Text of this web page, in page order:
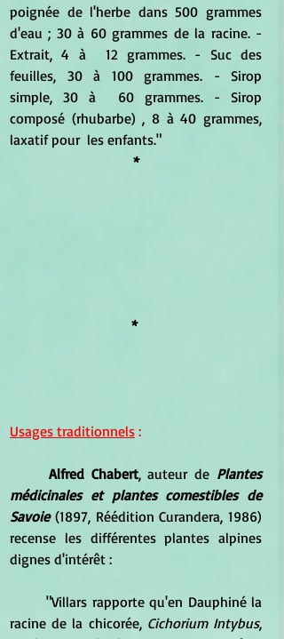
poignée de l'herbe dans 500 grammes
d'eau ; 30 à 60 grammes de la racine. -
Extrait, 4 à  12 grammes. - Suc des
feuilles, 30 à 100 grammes. - Sirop
simple, 30 à  60 grammes. - Sirop
composé (rhubarbe) , 8 à 40 grammes,
laxatif pour  les enfants."
*
*
Usages traditionnels :
Alfred Chabert, auteur de Plantes
médicinales et plantes comestibles de
Savoie (1897, Réédition Curandera, 1986)
recense les différentes plantes alpines
dignes d'intérêt :
	"Villars rapporte qu'en Dauphiné la
racine de la chicorée, Cichorium Intybus,